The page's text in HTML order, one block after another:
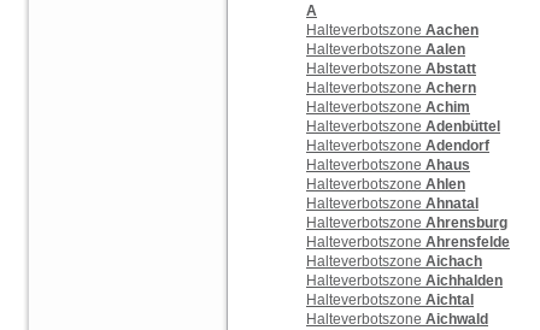
A
Halteverbotszone Aachen
Halteverbotszone Aalen
Halteverbotszone Abstatt
Halteverbotszone Achern
Halteverbotszone Achim
Halteverbotszone Adenbüttel
Halteverbotszone Adendorf
Halteverbotszone Ahaus
Halteverbotszone Ahlen
Halteverbotszone Ahnatal
Halteverbotszone Ahrensburg
Halteverbotszone Ahrensfelde
Halteverbotszone Aichach
Halteverbotszone Aichhalden
Halteverbotszone Aichtal
Halteverbotszone Aichwald